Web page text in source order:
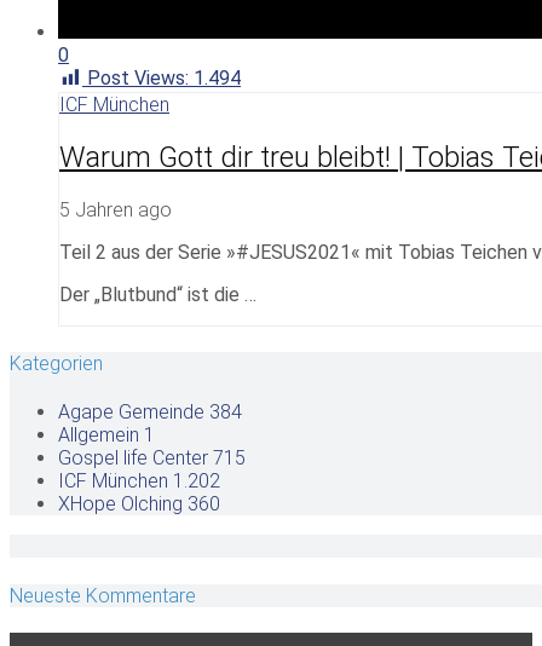
0
Post Views: 1.494
ICF München
Warum Gott dir treu bleibt! | Tobias
5 Jahren ago
Teil 2 aus der Serie »#JESUS2021« mit Tobias Teichen
Der „Blutbund“ ist die …
Kategorien
Agape Gemeinde 384
Allgemein 1
Gospel life Center 715
ICF München 1.202
XHope Olching 360
Neueste Kommentare